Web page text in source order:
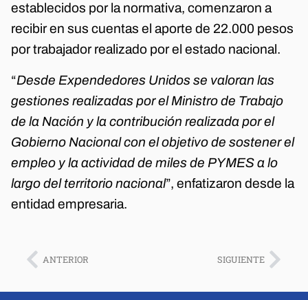
establecidos por la normativa, comenzaron a
recibir en sus cuentas el aporte de 22.000 pesos
por trabajador realizado por el estado nacional.
“Desde Expendedores Unidos se valoran las
gestiones realizadas por el Ministro de Trabajo
de la Nación y la contribución realizada por el
Gobierno Nacional con el objetivo de sostener el
empleo y la actividad de miles de PYMES a lo
largo del territorio nacional”, enfatizaron desde la
entidad empresaria.
ANTERIOR SIGUIENTE